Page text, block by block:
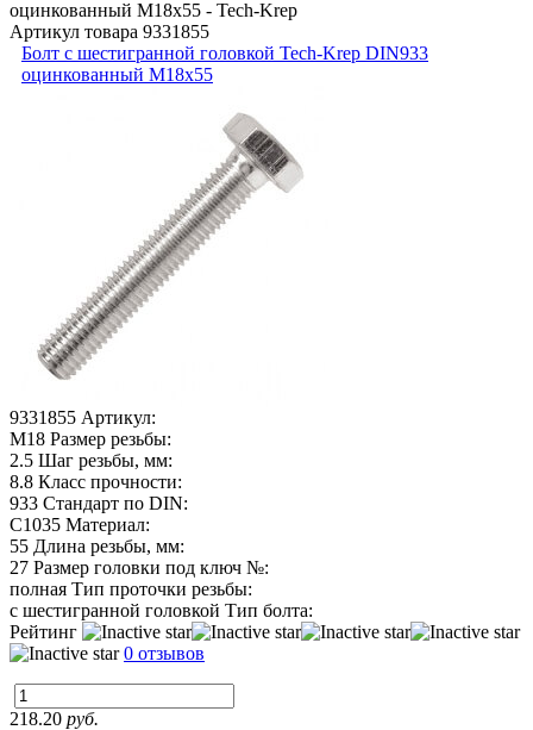
Артикул товара 9331855
Болт с шестигранной головкой Tech-Krep DIN933
оцинкованный М18х55
9331855 Артикул:
М18 Размер резьбы:
2.5 Шаг резьбы, мм:
8.8 Класс прочности:
933 Стандарт по DIN:
C1035 Материал:
55 Длина резьбы, мм:
27 Размер головки под ключ №:
полная Тип проточки резьбы:
с шестигранной головкой Тип болта:
Рейтинг
0 отзывов
218.20 руб.